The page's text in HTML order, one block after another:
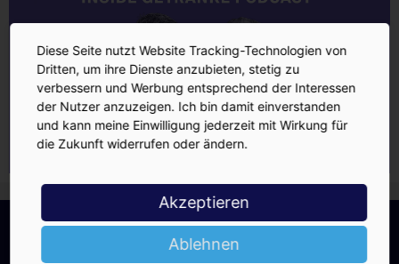
INSIDE
INSIDE-Newsletter
Jetzt anmelden!
Diese Seite nutzt Website Tracking-Technologien von
Dritten, um ihre Dienste anzubieten, stetig zu
verbessern und Werbung entsprechend der Interessen
der Nutzer anzuzeigen. Ich bin damit einverstanden
und kann meine Einwilligung jederzeit mit Wirkung für
die Zukunft widerrufen oder ändern.
Akzeptieren
Ablehnen